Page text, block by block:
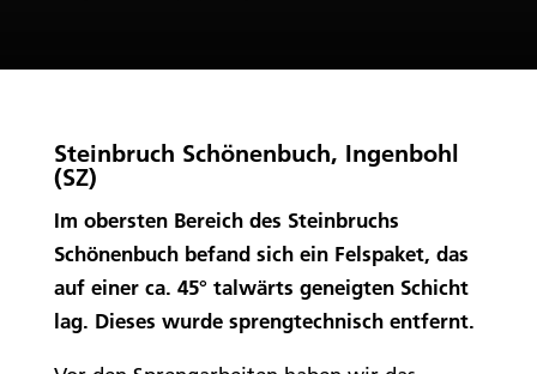
Steinbruch Schönenbuch, Ingenbohl
(SZ)
Im obersten Bereich des Steinbruchs
Schönenbuch befand sich ein Felspaket, das
auf einer ca. 45° talwärts geneigten Schicht
lag. Dieses wurde sprengtechnisch entfernt.